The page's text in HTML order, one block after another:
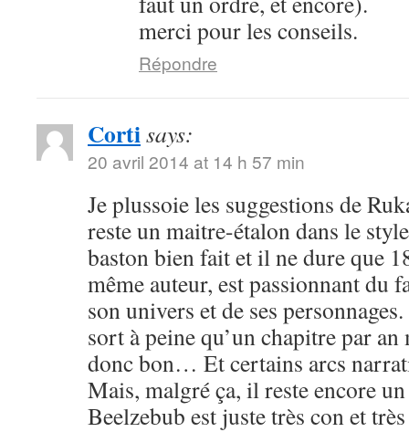
merci pour les conseils.
Répondre
Cortisays:
20 avril 2014 at 14 h 57 min
Je plussoie les suggestions de
reste un maitre-étalon dans le
baston bien fait et il ne dure que
même auteur, est passionnant du
son univers et de ses
sort à peine qu’un chapitre par
donc bon… Et certains arcs
Mais, malgré ça, il reste encore
Beelzebub est juste très con et